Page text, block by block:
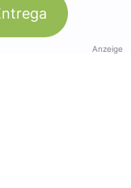
Anzeige